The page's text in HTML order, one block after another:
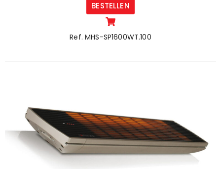
BESTELLEN
Ref. MHS-SP1600WT.100